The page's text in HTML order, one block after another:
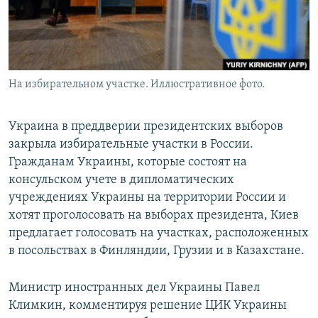
На избирательном участке. Иллюстративное фото.
Украина в преддверии президентских выборов
закрыла избирательные участки в России.
Гражданам Украины, которые состоят на
консульском учете в дипломатических
учреждениях Украины на территории России и
хотят проголосовать на выборах президента, Киев
предлагает голосовать на участках, расположенных
в посольствах в Финляндии, Грузии и в Казахстане.
Министр иностранных дел Украины Павел
Климкин, комментируя решение ЦИК Украины